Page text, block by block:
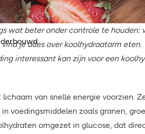
wat beter onder controle te houden:
je alles over koolhydraatarm
interessant kan zijn voor een
van snelle energie voorzien.
voedingsmiddelen zoals granen,
omgezet in glucose, dat
Aanmelden